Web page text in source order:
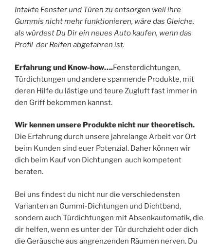
Intakte Fenster und Türen zu entsorgen weil ihre
Gummis nicht mehr funktionieren, wäre das Gleiche,
als würdest Du Dir ein neues Auto kaufen, wenn das
Profil der Reifen abgefahren ist.
Erfahrung und Know-how….Fensterdichtungen,
Türdichtungen und andere spannende Produkte, mit
deren Hilfe du lästige und teure Zugluft fast immer in
den Griff bekommen kannst.
Wir kennen unsere Produkte nicht nur theoretisch.
Die Erfahrung durch unsere jahrelange Arbeit vor Ort
beim Kunden sind euer Potenzial. Daher können wir
dich beim Kauf von Dichtungen auch kompetent
beraten.
Bei uns findest du nicht nur die verschiedensten
Varianten an Gummi-Dichtungen und Dichtband,
sondern auch Türdichtungen mit Absenkautomatik, die
dir helfen, wenn es unter der Tür durchzieht oder dich
die Geräusche aus angrenzenden Räumen nerven. Du